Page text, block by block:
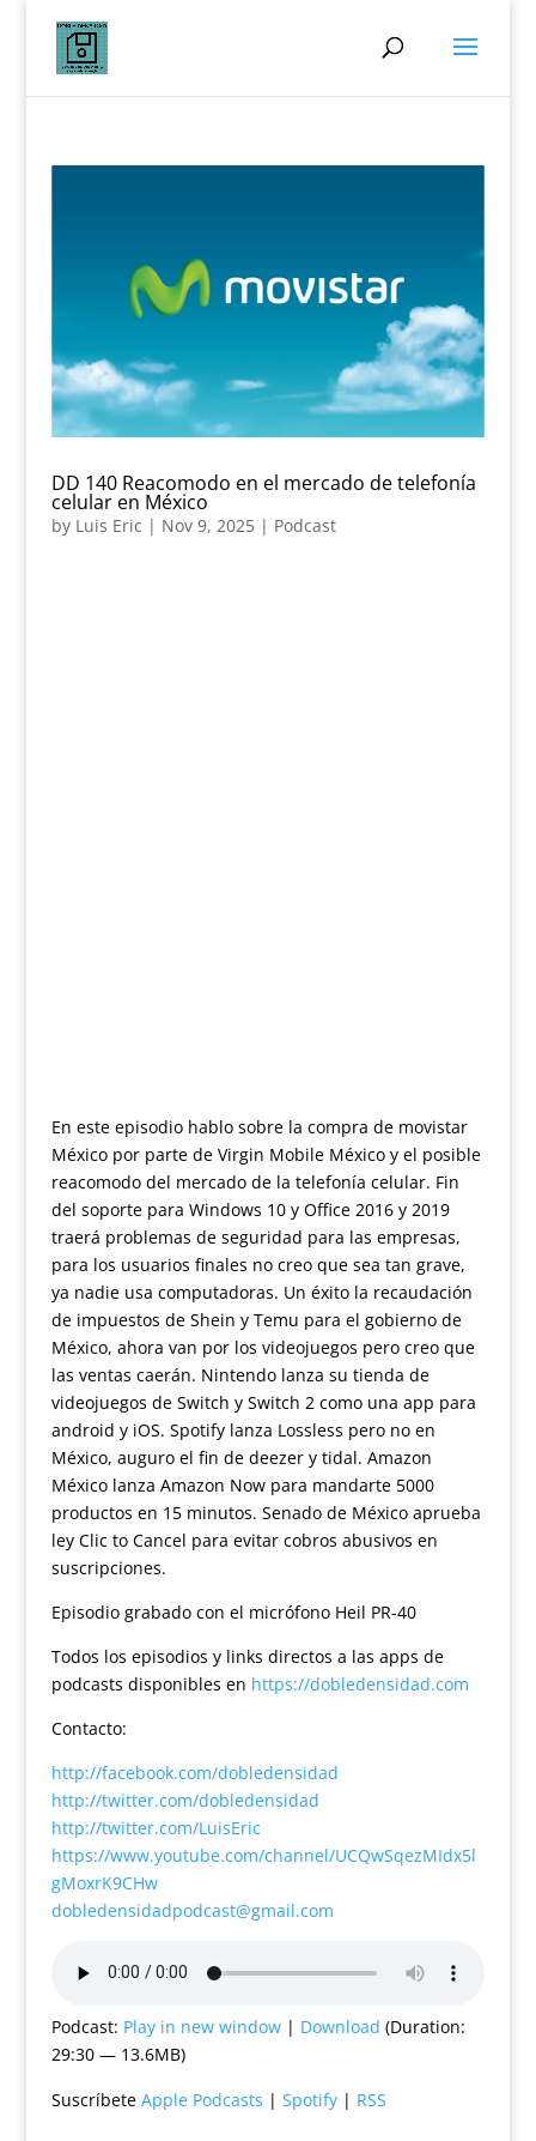
DD 140 Reacomodo en el mercado de telefonía
celular en México
by Luis Eric | Nov 9, 2025| Podcast
En este episodio hablo sobre la compra de movistar
México por parte de Virgin Mobile México y el posible
reacomodo del mercado de la telefonía celular. Fin
del soporte para Windows 10 y Office 2016 y 2019
traerá problemas de seguridad para las empresas,
para los usuarios finales no creo que sea tan grave,
ya nadie usa computadoras. Un éxito la recaudación
de impuestos de Shein y Temu para el gobierno de
México, ahora van por los videojuegos pero creo que
las ventas caerán. Nintendo lanza su tienda de
videojuegos de Switch y Switch 2 como una app para
android y iOS. Spotify lanza Lossless pero no en
México, auguro el fin de deezer y tidal. Amazon
México lanza Amazon Now para mandarte 5000
productos en 15 minutos. Senado de México aprueba
ley Clic to Cancel para evitar cobros abusivos en
suscripciones.
Episodio grabado con el micrófono Heil PR-40
Todos los episodios y links directos a las apps de
podcasts disponibles en https://dobledensidad.com
Contacto:
http://facebook.com/dobledensidad
http://twitter.com/dobledensidad
http://twitter.com/LuisEric
https://www.youtube.com/channel/UCQwSqezMIdx5l
gMoxrK9CHw
dobledensidadpodcast@gmail.com
Podcast: Play in new window| Download (Duration:
29:30 — 13.6MB)
Suscríbete Apple Podcasts | Spotify| RSS